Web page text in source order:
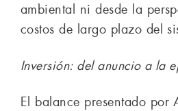
ambiental ni desde la
costos de largo plazo del
Inversión: del anuncio a la
El balance presentado por